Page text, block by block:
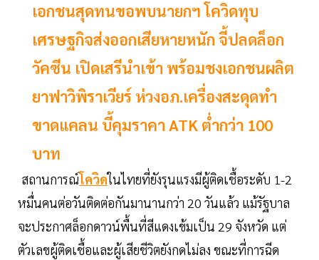
เอกชนสุดทนขอพบนายกฯ โควิดทุบ
เศรษฐกิจส่งออกเสียหายหนัก จี้ปลดล็อก
วัคซีน เปิดเสรีนำเข้า พร้อมชงเอกชนผลิต
ยาฟาวิพิราเวียร์ ห่วงอภ.เครื่องสะดุดทำ
ขาดแคลน บี้คุมราคา ATK ตํ่ากว่า 100
บาท
สถานการณ์โควิดในไทยที่ยังรุนแรงมีผู้ติดเชื้อระดับ 1-2
หมื่นคนต่อวันติดต่อกันมานานกว่า 20 วันแล้ว แม้รัฐบาล
จะประกาศล็อกดาวน์พื้นที่สีแดงเข้มเป็น 29 จังหวัด แต่
ตัวเลขผู้ติดเชื้อและผู้เสียชีวิตยังกดไม่ลง ขณะที่การฉีด